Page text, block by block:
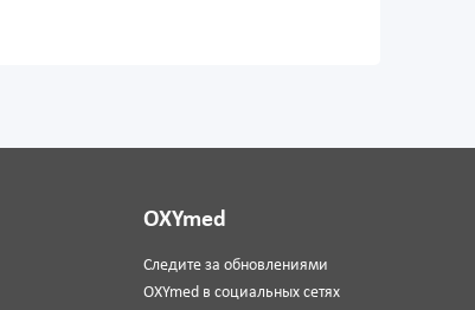
OXYmed
Следите за обновлениями
OXYmed в социальных сетях